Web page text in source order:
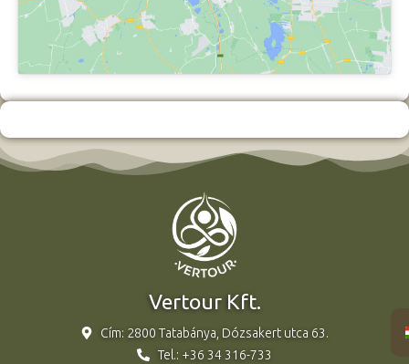
Vertour Kft.
Cím: 2800 Tatabánya, Dózsakert utca 63.
Tel.: +36 34 316-733